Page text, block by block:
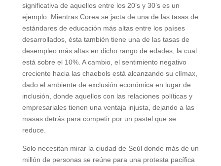
significativa de aquellos entre los 20’s y 30’s es un
ejemplo. Mientras Corea se jacta de una de las tasas de
estándares de educación más altas entre los países
desarrollados, ésta también tiene una de las tasas de
desempleo más altas en dicho rango de edades, la cual
está sobre el 10%. A cambio, el sentimiento negativo
creciente hacia las chaebols está alcanzando su clímax,
dado el ambiente de exclusión económica en lugar de
inclusión, donde aquellos con las relaciones políticas y
empresariales tienen una ventaja injusta, dejando a las
masas detrás para competir por un pastel que se
reduce.
Solo necesitan mirar la ciudad de Seúl donde más de un
millón de personas se reúne para una protesta pacífica